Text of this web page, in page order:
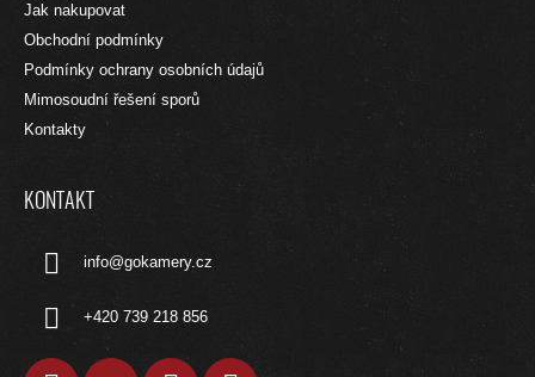
Jak nakupovat
Obchodní podmínky
Podmínky ochrany osobních údajů
Mimosoudní řešení sporů
Kontakty
KONTAKT
info@gokamery.cz
+420 739 218 856